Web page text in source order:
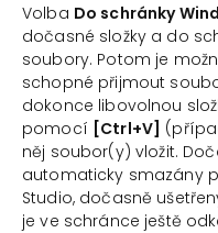
Volba Do schránky
dočasné složky a do
soubory. Potom je
schopné přijmout
dokonce libovolnou
pomocí [Ctrl+V]
něj soubor(y) vložit.
automaticky smazány
Studio, dočasně
je ve schránce ještě